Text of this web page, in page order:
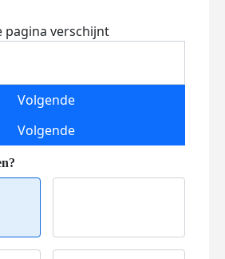
pagina verschijnt
Volgende
Volgende